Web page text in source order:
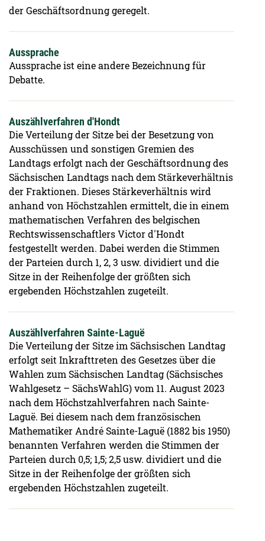
der Geschäftsordnung geregelt.
Aussprache
Aussprache ist eine andere Bezeichnung für
Debatte.
Auszählverfahren d'Hondt
Die Verteilung der Sitze bei der Besetzung von
Ausschüssen und sonstigen Gremien des
Landtags erfolgt nach der Geschäftsordnung des
Sächsischen Landtags nach dem Stärkeverhältnis
der Fraktionen. Dieses Stärkeverhältnis wird
anhand von Höchstzahlen ermittelt, die in einem
mathematischen Verfahren des belgischen
Rechtswissenschaftlers Victor d'Hondt
festgestellt werden. Dabei werden die Stimmen
der Parteien durch 1, 2, 3 usw. dividiert und die
Sitze in der Reihenfolge der größten sich
ergebenden Höchstzahlen zugeteilt.
Auszählverfahren Sainte-Laguë
Die Verteilung der Sitze im Sächsischen Landtag
erfolgt seit Inkrafttreten des Gesetzes über die
Wahlen zum Sächsischen Landtag (Sächsisches
Wahlgesetz – SächsWahlG) vom 11. August 2023
nach dem Höchstzahlverfahren nach Sainte-
Laguë. Bei diesem nach dem französischen
Mathematiker André Sainte-Laguë (1882 bis 1950)
benannten Verfahren werden die Stimmen der
Parteien durch 0,5; 1,5; 2,5 usw. dividiert und die
Sitze in der Reihenfolge der größten sich
ergebenden Höchstzahlen zugeteilt.